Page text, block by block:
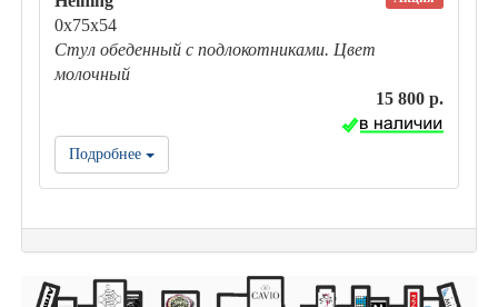
0х75х54
Стул обеденный с подлокотниками. Цвет
молочный
15 800 р.
Подробнее